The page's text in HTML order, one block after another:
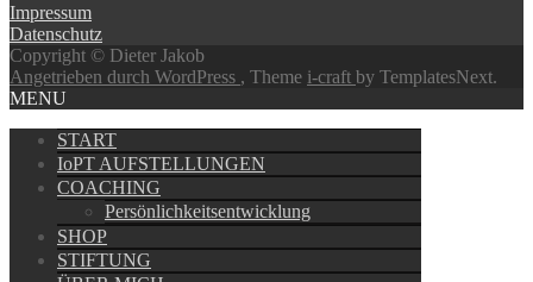
Impressum
Datenschutz
Copyright © Dieter Jakob
Angetrieben durch WordPress , Theme i-craft by TemplatesNext.
MENU
START
IoPT AUFSTELLUNGEN
COACHING
Persönlichkeitsentwicklung
SHOP
STIFTUNG